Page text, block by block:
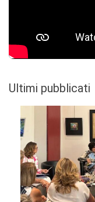
Ultimi pubblicati